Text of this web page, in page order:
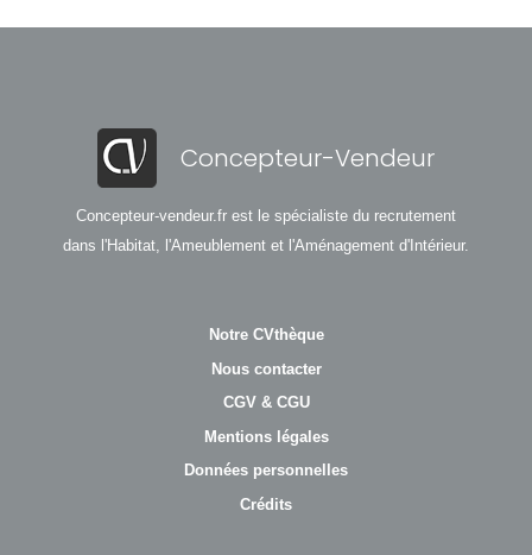
Concepteur-Vendeur
Concepteur-vendeur.fr est le spécialiste du recrutement
dans l'Habitat, l'Ameublement et l'Aménagement d'Intérieur.
Notre CVthèque
Nous contacter
CGV & CGU
Mentions légales
Données personnelles
Crédits